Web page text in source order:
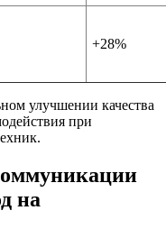
+28%
улучшении качества
при
на